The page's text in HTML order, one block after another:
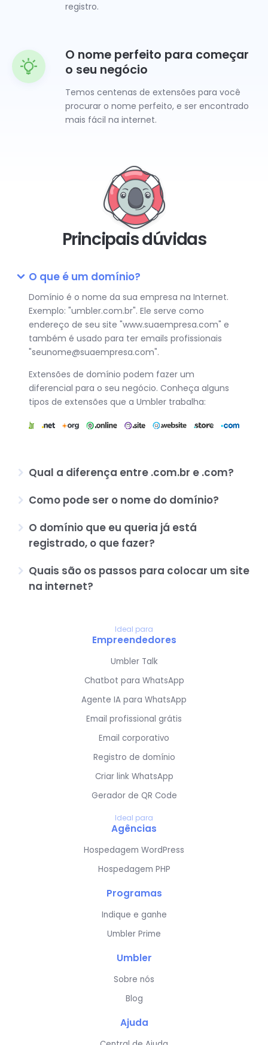
registro.
O nome perfeito para começar
o seu negócio
Temos centenas de extensões para você
procurar o nome perfeito, e ser encontrado
mais fácil na internet.
Principais dúvidas
O que é um domínio?
Domínio é o nome da sua empresa na Internet.
Exemplo: "umbler.com.br". Ele serve como
endereço de seu site "www.suaempresa.com" e
também é usado para ter emails profissionais
"seunome@suaempresa.com".
Extensões de domínio podem fazer um
diferencial para o seu negócio. Conheça alguns
tipos de extensões que a Umbler trabalha:
Qual a diferença entre .com.br e .com?
Como pode ser o nome do domínio?
O domínio que eu queria já está
registrado, o que fazer?
Quais são os passos para colocar um site
na internet?
Ideal para
Empreendedores
Umbler Talk
Chatbot para WhatsApp
Agente IA para WhatsApp
Email profissional grátis
Email corporativo
Registro de domínio
Criar link WhatsApp
Gerador de QR Code
Ideal para
Agências
Hospedagem WordPress
Hospedagem PHP
Programas
Indique e ganhe
Umbler Prime
Umbler
Sobre nós
Blog
Ajuda